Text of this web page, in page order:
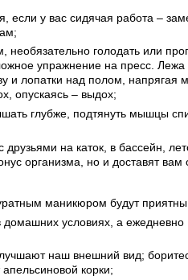
если у вас сидячая работа –
необязательно голодать или
упражнение на пресс. Лежа
и лопатки над полом,
опускаясь – выдох;
глубже, подтянуть мышцы
друзьями на каток, в бассейн,
организма, но и доставят вам
маникюром будут
условиях, а
наш внешний вид;
корки;